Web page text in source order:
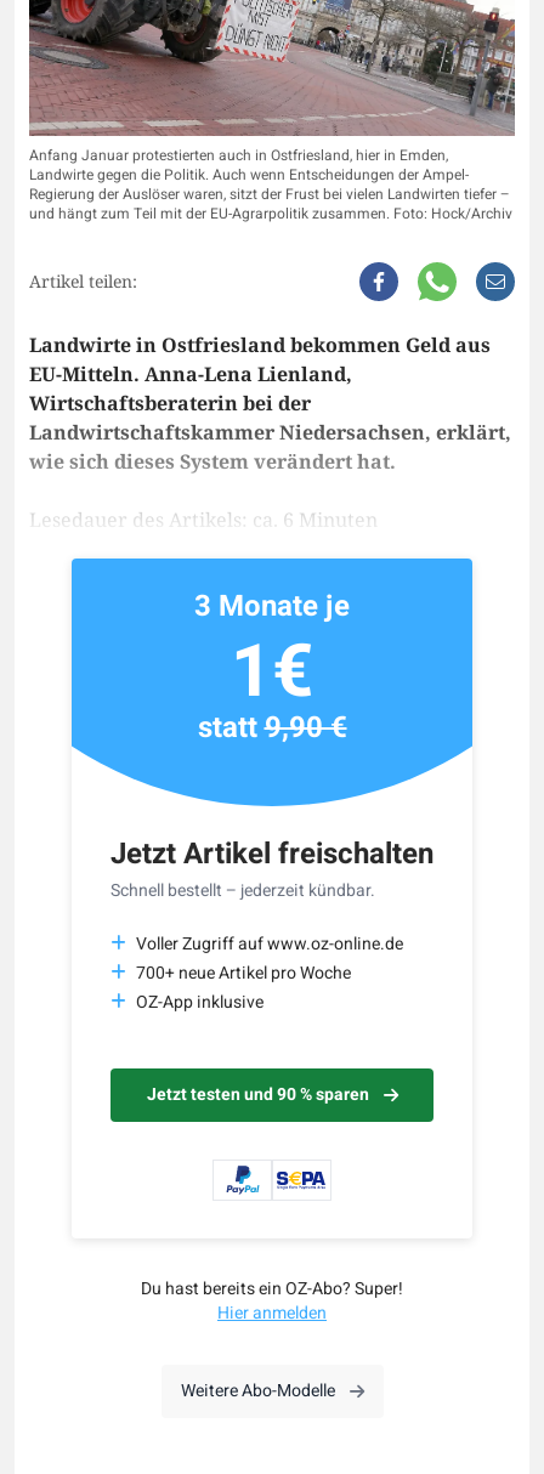
Anfang Januar protestierten auch in Ostfriesland, hier in Emden,
Landwirte gegen die Politik. Auch wenn Entscheidungen der Ampel-
Regierung der Auslöser waren, sitzt der Frust bei vielen Landwirten tiefer –
und hängt zum Teil mit der EU-Agrarpolitik zusammen. Foto: Hock/Archiv
Artikel teilen:
Landwirte in Ostfriesland bekommen Geld aus
EU-Mitteln. Anna-Lena Lienland,
Wirtschaftsberaterin bei der
Landwirtschaftskammer Niedersachsen, erklärt,
wie sich dieses System verändert hat.
Lesedauer des Artikels: ca. 6 Minuten
Jetzt Artikel freischalten
Schnell bestellt – jederzeit kündbar.
Voller Zugriff auf www.oz-online.de
700+ neue Artikel pro Woche
OZ-App inklusive
Jetzt testen und 90 % sparen
3 Monate je
1€
statt9,90 €
Du hast bereits ein OZ-Abo? Super!
Hier anmelden
Weitere Abo-Modelle